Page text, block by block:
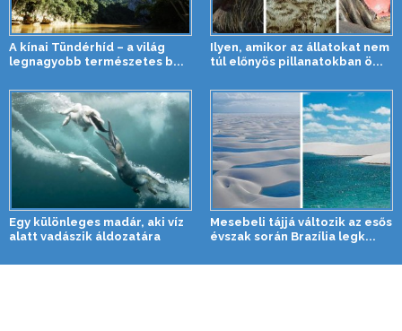
A kínai Tündérhíd – a világ
legnagyobb természetes b...
Ilyen, amikor az állatokat nem
túl előnyös pillanatokban ö...
Egy különleges madár, aki víz
alatt vadászik áldozatára
Mesebeli tájjá változik az esős
évszak során Brazília legk...